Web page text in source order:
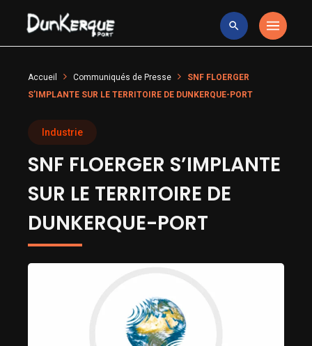
Accueil Communiqués de Presse
SNF FLOERGER
S’IMPLANTE SUR LE TERRITOIRE DE DUNKERQUE-PORT
Industrie
SNF FLOERGER S’IMPLANTE
SUR LE TERRITOIRE DE
DUNKERQUE-PORT